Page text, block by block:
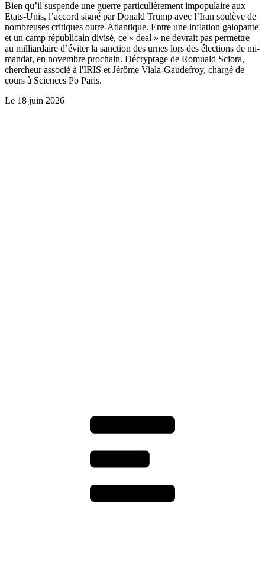
Bien qu’il suspende une guerre particulièrement impopulaire aux
Etats-Unis, l’accord signé par Donald Trump avec l’Iran soulève de
nombreuses critiques outre-Atlantique. Entre une inflation galopante
et un camp républicain divisé, ce « deal » ne devrait pas permettre
au milliardaire d’éviter la sanction des urnes lors des élections de mi-
mandat, en novembre prochain. Décryptage de Romuald Sciora,
chercheur associé à l'IRIS et Jérôme Viala-Gaudefroy, chargé de
cours à Sciences Po Paris.
Le 18 juin 2026